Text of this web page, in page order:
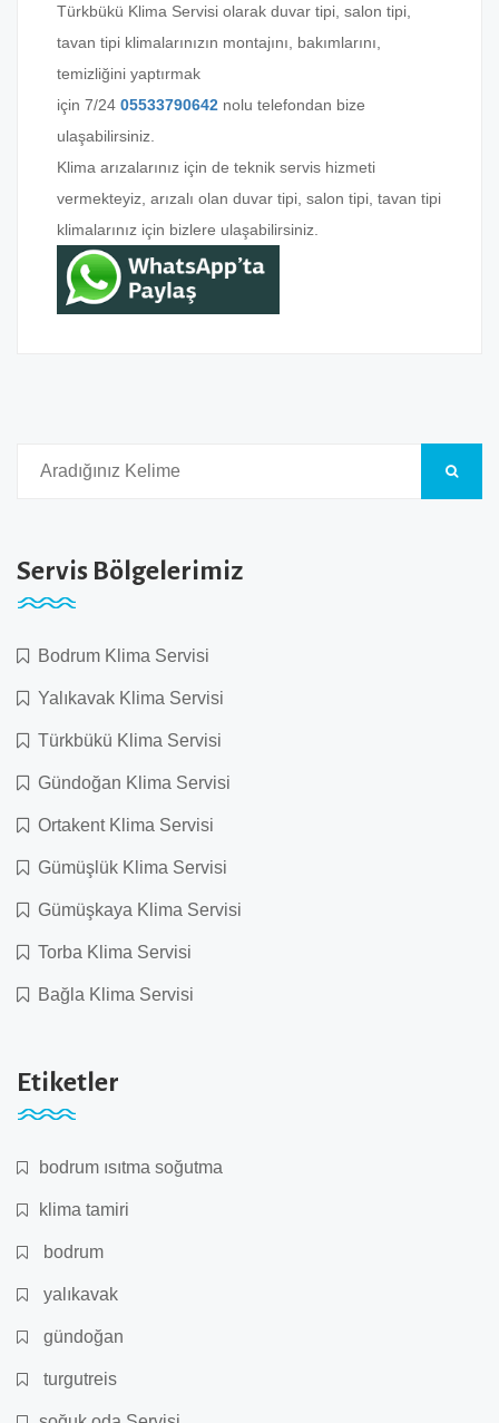
Türkbükü Klima Servisi olarak duvar tipi, salon tipi,
tavan tipi klimalarınızın montajını, bakımlarını,
temizliğini yaptırmak
için 7/24 05533790642 nolu telefondan bize
ulaşabilirsiniz.
Klima arızalarınız için de teknik servis hizmeti
vermekteyiz, arızalı olan duvar tipi, salon tipi, tavan tipi
klimalarınız için bizlere ulaşabilirsiniz.
Servis Bölgelerimiz
Bodrum Klima Servisi
Yalıkavak Klima Servisi
Türkbükü Klima Servisi
Gündoğan Klima Servisi
Ortakent Klima Servisi
Gümüşlük Klima Servisi
Gümüşkaya Klima Servisi
Torba Klima Servisi
Bağla Klima Servisi
Etiketler
bodrum ısıtma soğutma
klima tamiri
bodrum
yalıkavak
gündoğan
turgutreis